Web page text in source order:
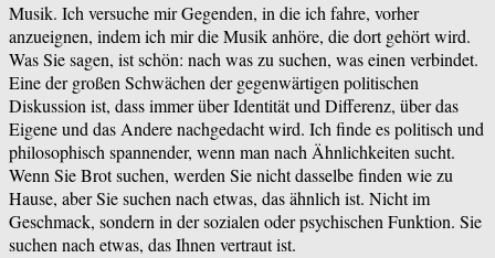
Musik. Ich versuche mir Gegenden, in die ich fahre, vorher
anzueignen, indem ich mir die Musik anhöre, die dort gehört wird.
Was Sie sagen, ist schön: nach was zu suchen, was einen verbindet.
Eine der großen Schwächen der gegenwärtigen politischen
Diskussion ist, dass immer über Identität und Differenz, über das
Eigene und das Andere nachgedacht wird. Ich finde es politisch und
philosophisch spannender, wenn man nach Ähnlichkeiten sucht.
Wenn Sie Brot suchen, werden Sie nicht dasselbe finden wie zu
Hause, aber Sie suchen nach etwas, das ähnlich ist. Nicht im
Geschmack, sondern in der sozialen oder psychischen Funktion. Sie
suchen nach etwas, das Ihnen vertraut ist.